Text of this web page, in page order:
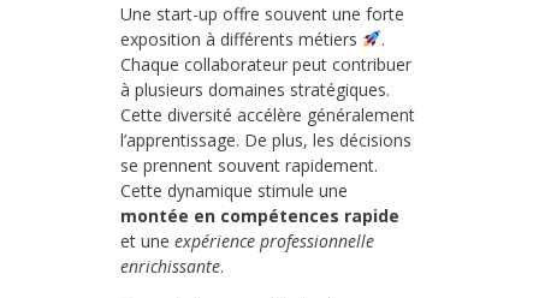
Une start-up offre souvent une forte
exposition à différents métiers
.
Chaque collaborateur peut contribuer
à plusieurs domaines stratégiques.
Cette diversité accélère généralement
l’apprentissage. De plus, les décisions
se prennent souvent rapidement.
Cette dynamique stimule une
montée en compétences rapide
et une expérience professionnelle
enrichissante.